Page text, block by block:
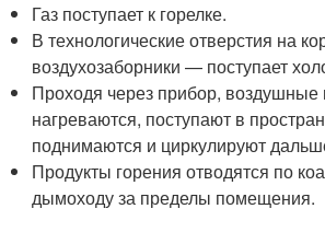
Газ поступает к горелке.
В технологические отверстия на
воздухозаборники — поступает
Проходя через прибор,
нагреваются, поступают в
поднимаются и циркулируют
Продукты горения отводятся по
дымоходу за пределы помещения.